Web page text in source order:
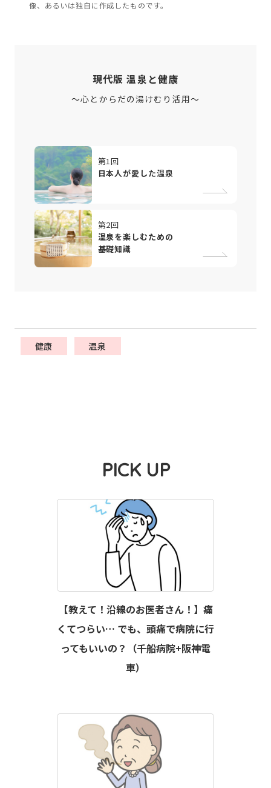
像、あるいは独自に作成したものです。
現代版 温泉と健康
～心とからだの湯けむり活用～
第1回
日本人が愛した温泉
第2回
温泉を楽しむための
基礎知識
健康 温泉
PICK UP
【教えて！沿線のお医者さん！】痛
くてつらい… でも、頭痛で病院に行
ってもいいの？（千船病院+阪神電
車）